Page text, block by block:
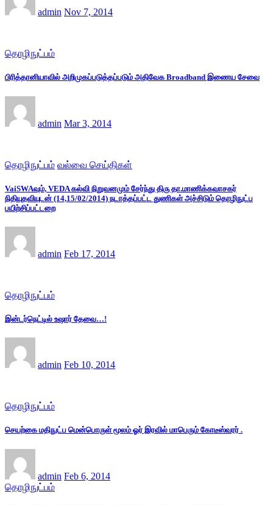
admin Nov 7, 2014
தொழிநுட்பம்
பிரித்தானியாவில் அறிமுகப்படுத்தப்படும் அதிவேக Broadband இணைய சேவை
admin Mar 3, 2014
தொழிநுட்பம் வல்வை செய்திகள்
VaiSWAவும், VEDA கல்வி நிறுவனமும் சேர்ந்து திரு தா.மாணிக்கவாசகர்
நிதியுதவியுடன் (14,15/02/2014) நடாத்தப்பட்ட துணிகள் அச்சிடும் தொழிநுட்ப
பயிற்சிப்பட்டறை
admin Feb 17, 2014
தொழிநுட்பம்
இன்டர்நெட்டில் உஷார் தேவை…!
admin Feb 10, 2014
தொழிநுட்பம்
செயற்கை மதிநுட்ப மென்பொருள் மூலம் ஓர் இரவில் மாபெரும் கோடீஸ்வரர் .
admin Feb 6, 2014
தொழிநுட்பம்